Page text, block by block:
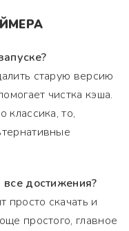
старую версию
чистка кэша.
классика, то,
все достижения?
просто скачать и
простого, главное